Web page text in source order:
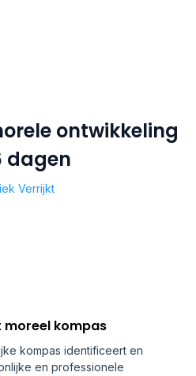
ontwikkeling
dagen
Verrijkt
moreel kompas
kompas identificeert en
en professionele